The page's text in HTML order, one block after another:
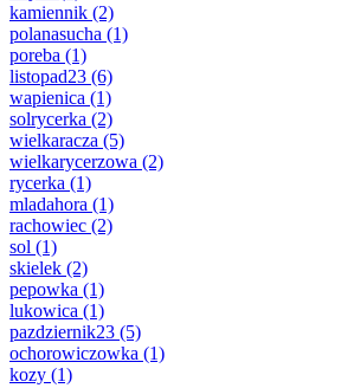
kamiennik (2)
polanasucha (1)
poreba (1)
listopad23 (6)
wapienica (1)
solrycerka (2)
wielkaracza (5)
wielkarycerzowa (2)
rycerka (1)
mladahora (1)
rachowiec (2)
sol (1)
skielek (2)
pepowka (1)
lukowica (1)
pazdziernik23 (5)
ochorowiczowka (1)
kozy (1)